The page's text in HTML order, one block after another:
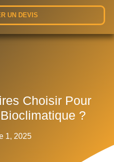
UN DEVIS
Choisir Pour
?
1, 2025